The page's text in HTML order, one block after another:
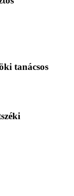
tanácsos